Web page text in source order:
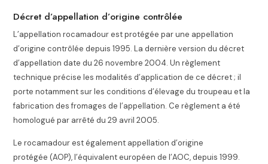
Décret d’appellation d’origine contrôlée
L’appellation rocamadour est protégée par une appellation
d’origine contrôlée depuis 1995. La dernière version du décret
d’appellation date du 26 novembre 2004. Un règlement
technique précise les modalités d’application de ce décret ; il
porte notamment sur les conditions d’élevage du troupeau et la
fabrication des fromages de l’appellation. Ce règlement a été
homologué par arrêté du 29 avril 2005.
Le rocamadour est également appellation d’origine
protégée (AOP), l’équivalent européen de l’AOC, depuis 1999.